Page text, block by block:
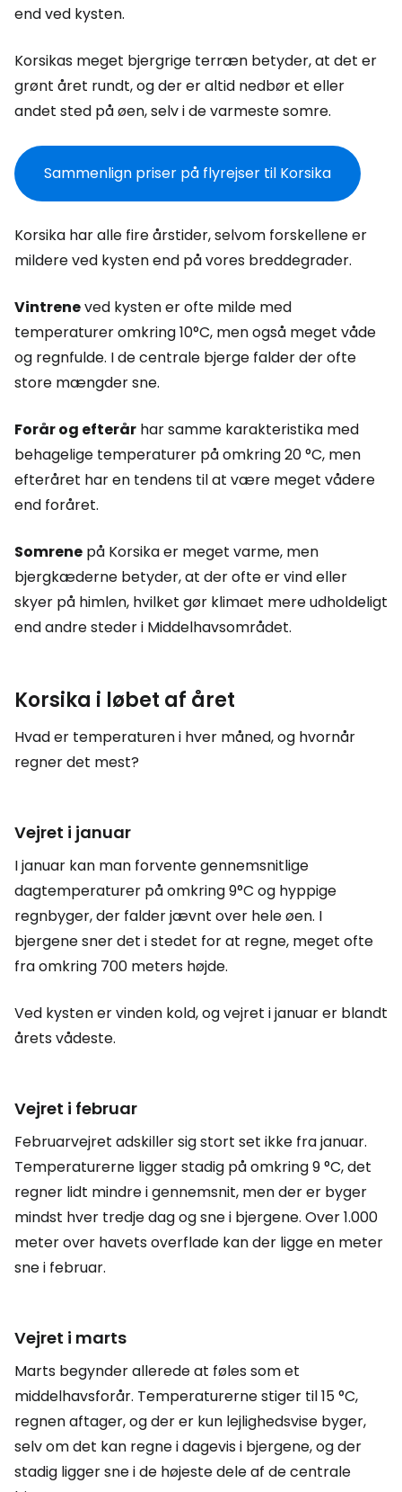
end ved kysten.
Korsikas meget bjergrige terræn betyder, at det er
grønt året rundt, og der er altid nedbør et eller
andet sted på øen, selv i de varmeste somre.
Sammenlign priser på flyrejser til Korsika
Korsika har alle fire årstider, selvom forskellene er
mildere ved kysten end på vores breddegrader.
Vintreneved kysten er ofte milde med
temperaturer omkring 10°C, men også meget våde
og regnfulde. I de centrale bjerge falder der ofte
store mængder sne.
Forår og efterår har samme karakteristika med
behagelige temperaturer på omkring 20 °C, men
efteråret har en tendens til at være meget vådere
end foråret.
Somrene på Korsika er meget varme, men
bjergkæderne betyder, at der ofte er vind eller
skyer på himlen, hvilket gør klimaet mere udholdeligt
end andre steder i Middelhavsområdet.
Korsika i løbet af året
Hvad er temperaturen i hver måned, og hvornår
regner det mest?
Vejret i januar
I januar kan man forvente gennemsnitlige
dagtemperaturer på omkring 9°C og hyppige
regnbyger, der falder jævnt over hele øen. I
bjergene sner det i stedet for at regne, meget ofte
fra omkring 700 meters højde.
Ved kysten er vinden kold, og vejret i januar er blandt
årets vådeste.
Vejret i februar
Februarvejret adskiller sig stort set ikke fra januar.
Temperaturerne ligger stadig på omkring 9 °C, det
regner lidt mindre i gennemsnit, men der er byger
mindst hver tredje dag og sne i bjergene. Over 1.000
meter over havets overflade kan der ligge en meter
sne i februar.
Vejret i marts
Marts begynder allerede at føles som et
middelhavsforår. Temperaturerne stiger til 15 °C,
regnen aftager, og der er kun lejlighedsvise byger,
selv om det kan regne i dagevis i bjergene, og der
stadig ligger sne i de højeste dele af de centrale